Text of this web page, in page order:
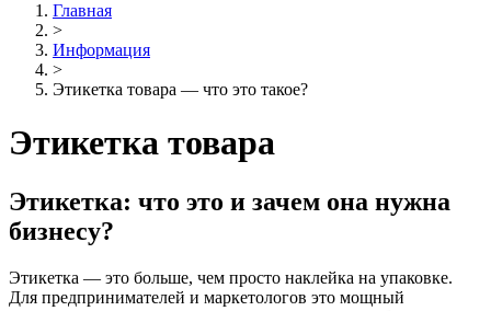
Главная
>
Информация
>
Этикетка товара — что это такое?
Этикетка товара
Этикетка: что это и зачем она нужна
бизнесу?
Этикетка — это больше, чем просто наклейка на упаковке.
Для предпринимателей и маркетологов это мощный